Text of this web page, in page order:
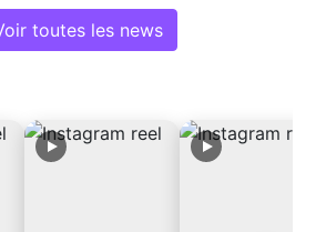
toutes les news